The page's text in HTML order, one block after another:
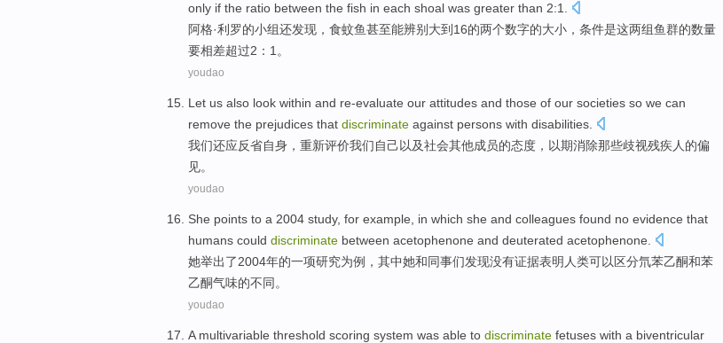
only if the ratio between the fish in each shoal was greater than 2:1.
阿格·利 罗的小组还发现 ，食蚊鱼甚至能辨别 大到 16的两个数字的大小，条件是这两组鱼群的数量
要相差超过2：1。
youdao
Let us also look within and re-evaluate our attitudes and those of our societies so we can
remove the prejudices that discriminate against persons with disabilities
我们还应反省自身， 重新评价我们自己以及社会其他成员的态度 ，以期消除那些歧视残疾人 的偏
见。
youdao
She points to a 2004 study, for example in which she and colleagues found no evidence that
humans could discriminate between acetophenone and deuterated acetophenone.
她举出了2004年的一项研究为例 ， 其中她和同事们发现没有证据表明 人类可以 区分氘苯乙酮和苯
乙酮气味的不同。
youdao
A multivariable threshold scoring system was able to discriminate fetuses with a biventricular